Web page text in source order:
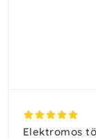
Elektromos